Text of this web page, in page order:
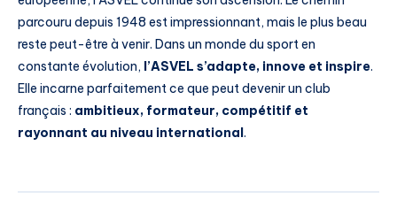
parcouru depuis 1948 est impressionnant, mais le plus beau
reste peut-être à venir. Dans un monde du sport en
constante évolution, l’ASVEL s’adapte, innove et inspire.
Elle incarne parfaitement ce que peut devenir un club
français : ambitieux, formateur, compétitif et
rayonnant au niveau international .